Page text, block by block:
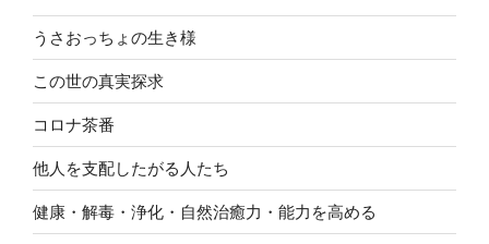
うさおっちょの生き様
この世の真実探求
コロナ茶番
他人を支配したがる人たち
健康・解毒・浄化・自然治癒力・能力を高める